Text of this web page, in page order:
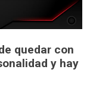
quedar con
y hay